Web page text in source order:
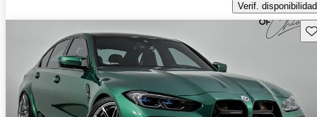
Verif. disponibilidad